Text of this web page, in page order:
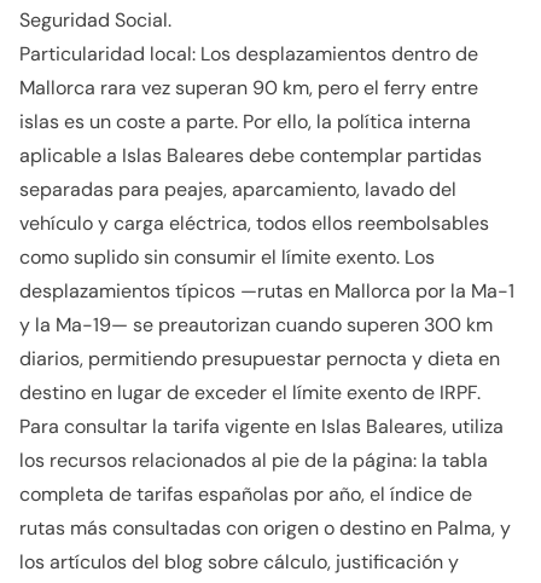
Seguridad Social.
Particularidad local: Los desplazamientos dentro de
Mallorca rara vez superan 90 km, pero el ferry entre
islas es un coste a parte. Por ello, la política interna
aplicable a Islas Baleares debe contemplar partidas
separadas para peajes, aparcamiento, lavado del
vehículo y carga eléctrica, todos ellos reembolsables
como suplido sin consumir el límite exento. Los
desplazamientos típicos —rutas en Mallorca por la Ma-1
y la Ma-19— se preautorizan cuando superen 300 km
diarios, permitiendo presupuestar pernocta y dieta en
destino en lugar de exceder el límite exento de IRPF.
Para consultar la tarifa vigente en Islas Baleares, utiliza
los recursos relacionados al pie de la página: la tabla
completa de tarifas españolas por año, el índice de
rutas más consultadas con origen o destino en Palma, y
los artículos del blog sobre cálculo, justificación y